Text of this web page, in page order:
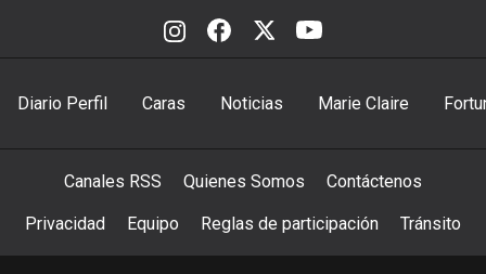
Diario Perfil Caras Noticias Marie Claire
Canales RSS Quienes Somos Contáctenos
Privacidad Equipo Reglas de participación Tránsito